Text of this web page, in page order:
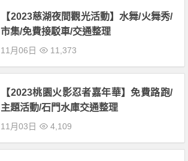
【2023慈湖夜間觀光活動】水舞/火舞秀/
市集/免費接駁車/交通整理
11月06日 11,373
【2023桃園火影忍者嘉年華】免費路跑/
主題活動/石門水庫交通整理
11月03日 4,109